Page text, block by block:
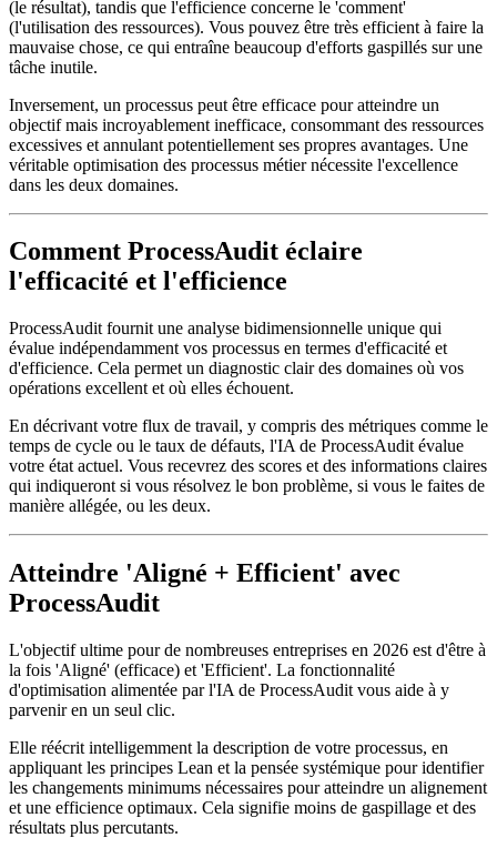
(le résultat), tandis que l'efficience concerne le 'comment'
(l'utilisation des ressources). Vous pouvez être très efficient à faire la
mauvaise chose, ce qui entraîne beaucoup d'efforts gaspillés sur une
tâche inutile.
Inversement, un processus peut être efficace pour atteindre un
objectif mais incroyablement inefficace, consommant des ressources
excessives et annulant potentiellement ses propres avantages. Une
véritable optimisation des processus métier nécessite l'excellence
dans les deux domaines.
Comment ProcessAudit éclaire
l'efficacité et l'efficience
ProcessAudit fournit une analyse bidimensionnelle unique qui
évalue indépendamment vos processus en termes d'efficacité et
d'efficience. Cela permet un diagnostic clair des domaines où vos
opérations excellent et où elles échouent.
En décrivant votre flux de travail, y compris des métriques comme le
temps de cycle ou le taux de défauts, l'IA de ProcessAudit évalue
votre état actuel. Vous recevrez des scores et des informations claires
qui indiqueront si vous résolvez le bon problème, si vous le faites de
manière allégée, ou les deux.
Atteindre 'Aligné + Efficient' avec
ProcessAudit
L'objectif ultime pour de nombreuses entreprises en 2026 est d'être à
la fois 'Aligné' (efficace) et 'Efficient'. La fonctionnalité
d'optimisation alimentée par l'IA de ProcessAudit vous aide à y
parvenir en un seul clic.
Elle réécrit intelligemment la description de votre processus, en
appliquant les principes Lean et la pensée systémique pour identifier
les changements minimums nécessaires pour atteindre un alignement
et une efficience optimaux. Cela signifie moins de gaspillage et des
résultats plus percutants.